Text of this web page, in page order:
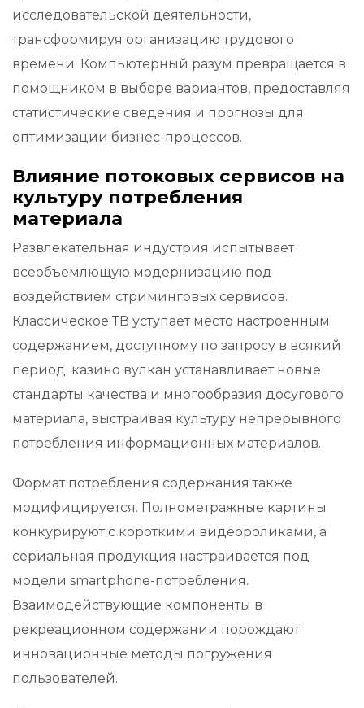
исследовательской деятельности,
трансформируя организацию трудового
времени. Компьютерный разум превращается в
помощником в выборе вариантов, предоставляя
статистические сведения и прогнозы для
оптимизации бизнес-процессов.
Влияние потоковых сервисов на
культуру потребления
материала
Развлекательная индустрия испытывает
всеобъемлющую модернизацию под
воздействием стриминговых сервисов.
Классическое ТВ уступает место настроенным
содержанием, доступному по запросу в всякий
период. казино вулкан устанавливает новые
стандарты качества и многообразия досугового
материала, выстраивая культуру непрерывного
потребления информационных материалов.
Формат потребления содержания также
модифицируется. Полнометражные картины
конкурируют с короткими видеороликами, а
сериальная продукция настраивается под
модели smartphone-потребления.
Взаимодействующие компоненты в
рекреационном содержании порождают
инновационные методы погружения
пользователей.